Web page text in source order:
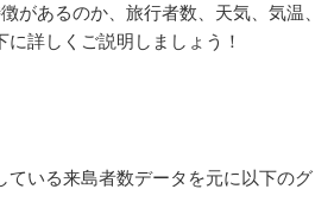
があるのか、旅行者数、天気、気温、
詳しくご説明しましょう！
ている来島者数データを元に以下のグ